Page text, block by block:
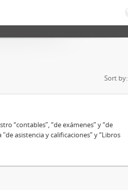
Sort by:
“contables”, “de exámenes” y “de
asistencia y calificaciones” y “Libros